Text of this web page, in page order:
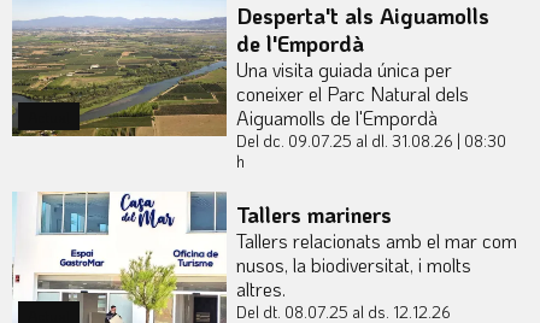
Desperta't als Aiguamolls
de l'Empordà
Una visita guiada única per
coneixer el Parc Natural dels
Aiguamolls de l'Empordà
Del dc. 09.07.25 al dl. 31.08.26 | 08:30
h
Tallers mariners
Tallers relacionats amb el mar com
nusos, la biodiversitat, i molts
altres.
Del dt. 08.07.25 al ds. 12.12.26